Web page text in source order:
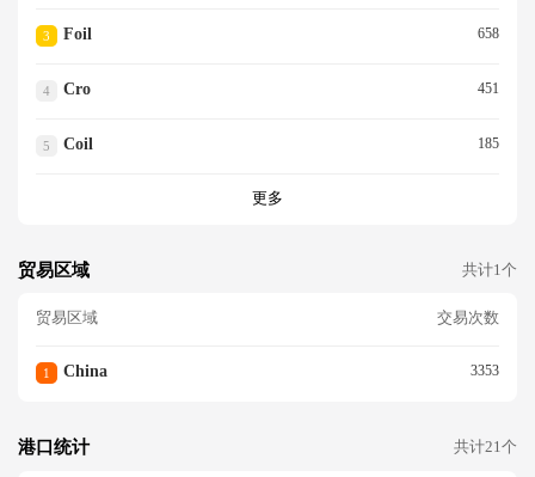
3 Foil 658
4 Cro 451
5 Coil 185
更多
贸易区域 共计1个
贸易区域 交易次数
1 China 3353
港口统计 共计21个